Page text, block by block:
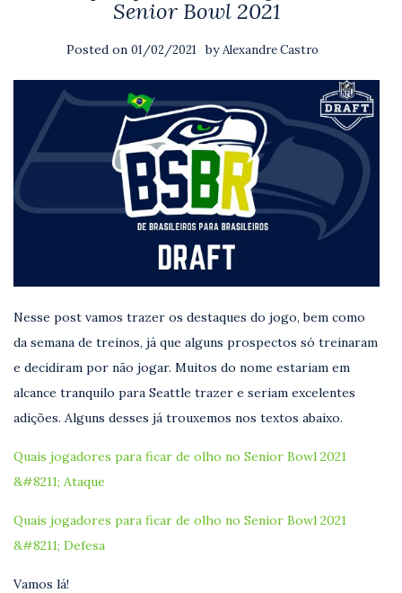
Senior Bowl 2021
Posted on 01/02/2021 byAlexandre Castro
Nesse post vamos trazer os destaques do jogo, bem como
da semana de treinos, já que alguns prospectos só treinaram
e decidiram por não jogar. Muitos do nome estariam em
alcance tranquilo para Seattle trazer e seriam excelentes
adições. Alguns desses já trouxemos nos textos abaixo.
Quais jogadores para ficar de olho no Senior Bowl 2021
&#8211; Ataque
Quais jogadores para ficar de olho no Senior Bowl 2021
&#8211; Defesa
Vamos lá!